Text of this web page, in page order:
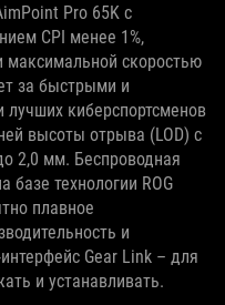
Pro 65K с
CPI менее 1%,
скоростью
за быстрыми и
киберспортсменов
высоты отрыва (LOD) с
2,0 мм. Беспроводная
базе технологии ROG
плавное
и
Gear Link – для
и устанавливать.